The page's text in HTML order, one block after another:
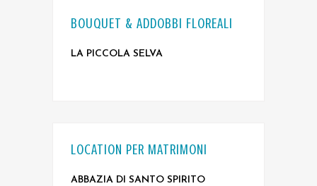
BOUQUET & ADDOBBI FLOREALI
LA PICCOLA SELVA
LOCATION PER MATRIMONI
ABBAZIA DI SANTO SPIRITO